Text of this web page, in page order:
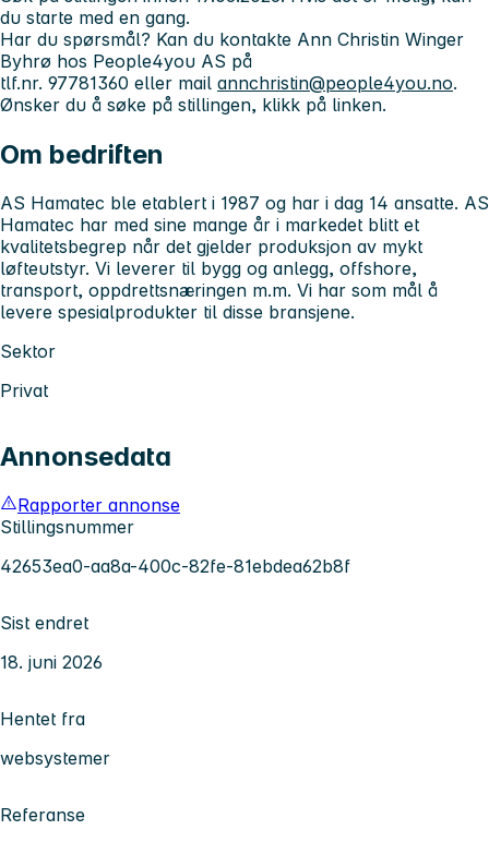
du starte med en gang.
Har du spørsmål? Kan du kontakte Ann Christin Winger
Byhrø hos People4you AS på
tlf.nr. 97781360 eller mail annchristin@people4you.no.
Ønsker du å søke på stillingen, klikk på linken.
Om bedriften
AS Hamatec ble etablert i 1987 og har i dag 14 ansatte. AS
Hamatec har med sine mange år i markedet blitt et
kvalitetsbegrep når det gjelder produksjon av mykt
løfteutstyr. Vi leverer til bygg og anlegg, offshore,
transport, oppdrettsnæringen m.m. Vi har som mål å
levere spesialprodukter til disse bransjene.
Sektor
Privat
Annonsedata
Rapporter annonse
Stillingsnummer
42653ea0-aa8a-400c-82fe-81ebdea62b8f
Sist endret
18. juni 2026
Hentet fra
websystemer
Referanse